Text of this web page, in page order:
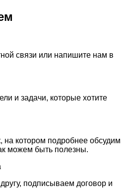
связи или напишите нам в
и задачи, которые хотите
на котором подробнее обсудим
можем быть полезны.
подписываем договор и